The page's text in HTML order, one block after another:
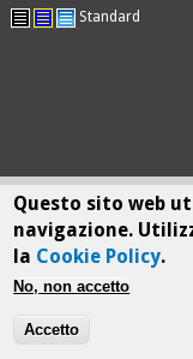
Standard
Questo sito web
navigazione.
la Cookie Policy.
No, non accetto
Accetto